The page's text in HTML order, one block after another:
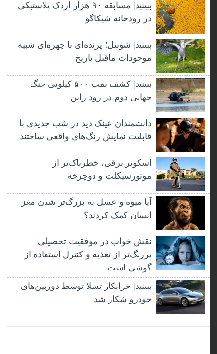
ببینید| مسابقه ۹۰ هزار اردک پلاستیکی
در رودخانه شیکاگو
ببینید| شوبیل؛ پرنده‌ای با چهره‌ای شبیه
موجودات ماقبل تاریخ
ببینید| کشف بمب ۵۰۰ کیلویی جنگ
جهانی دوم در رود راین
دانشمندان عینک دید در شب جدیدی با
قابلیت نمایش رنگ‌های واقعی ساختند
اسکوتر برقی، خطرناک‌تر از
موتورسیکلت و دوچرخه
آیا میوه و عسل به بزرگ‌تر شدن مغز
انسان کمک کردند؟
نقش خواب در موفقیت تحصیلی
پررنگ‌تر از تغذیه و کنترل استفاده از
گوشی است
ببینید| خرابکار تسلا توسط دوربین‌های
خودرو شکار شد